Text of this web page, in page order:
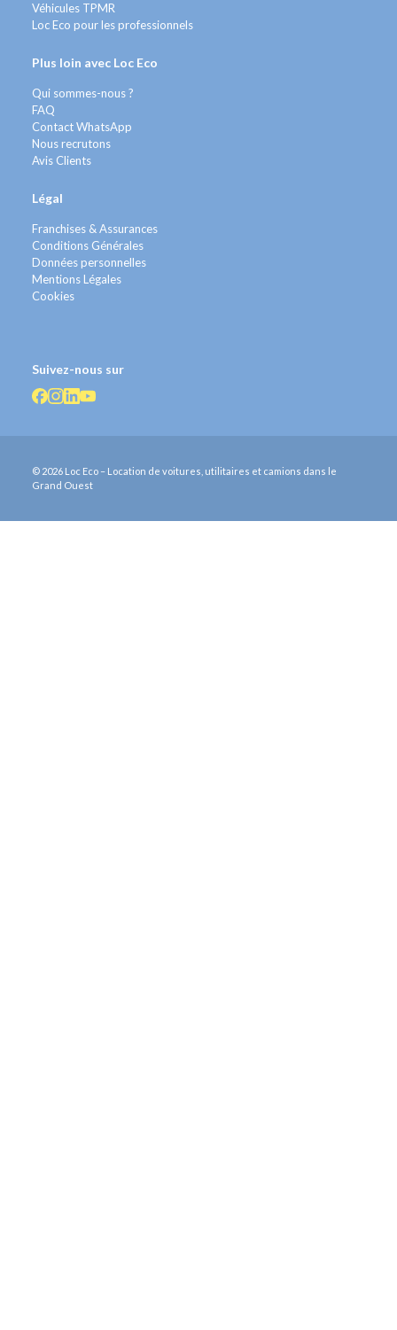
Véhicules TPMR
Loc Eco pour les professionnels
Plus loin avec Loc Eco
Qui sommes-nous ?
FAQ
Contact WhatsApp
Nous recrutons
Avis Clients
Légal
Franchises & Assurances
Conditions Générales
Données personnelles
Mentions Légales
Cookies
Suivez-nous sur
© 2026 Loc Eco – Location de voitures, utilitaires et camions dans le
Grand Ouest